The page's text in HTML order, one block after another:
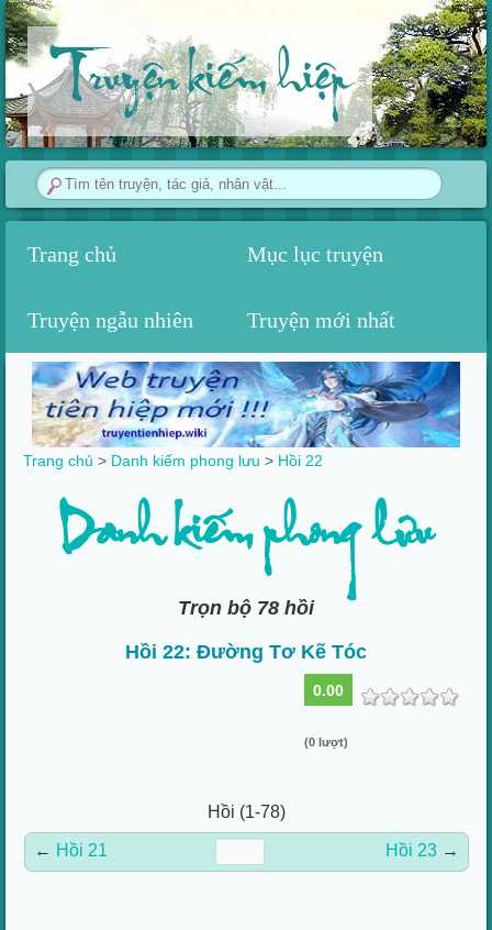
Truyện kiếm hiệp
Trang chủ Mục lục truyện
Truyện ngẫu nhiên Truyện mới nhất
Trang chủ > Danh kiếm phong lưu > Hồi 22
Danh kiếm phong lưu
Trọn bộ 78 hồi
Hồi 22: Đường Tơ Kẽ Tóc
0.00
(0 lượt)
Hồi (1-78)
← Hồi 21 Hồi 23 →